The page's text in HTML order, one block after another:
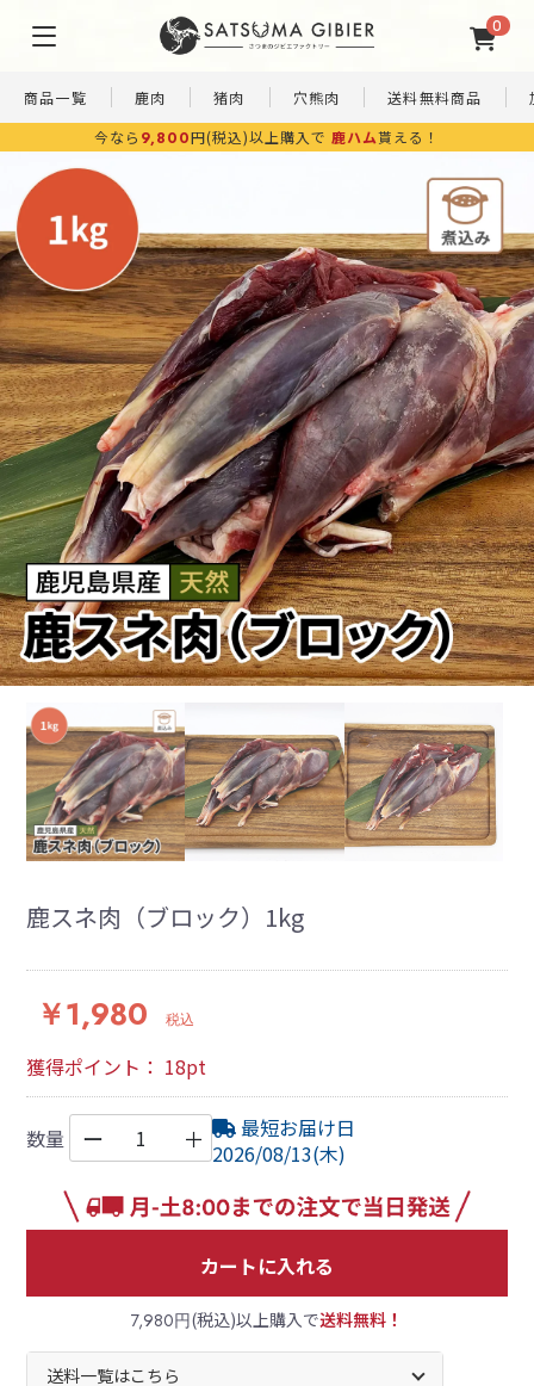
0
商品一覧 鹿肉 猪肉 穴熊肉 送料無料商品
今なら 9,800円(税込)以上購入で 鹿ハム貰える！
鹿スネ肉（ブロック）1kg
￥1,980 税込
獲得ポイント： 18pt
数量 ー ＋
最短お届け日
2026/08/13(木)
カートに入れる
7,980円(税込)以上購入で送料無料！
送料一覧はこちら
訳あ
り
SALE
ギ
フ
ト
商
品
単
調
理
セ
ッ
ト
ペ
ッ
ト
フ
ー
ド